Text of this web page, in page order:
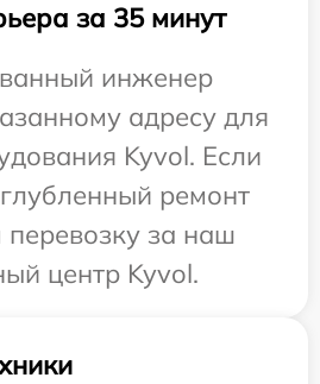
за 35 минут
инженер
адресу для
Kyvol. Если
ремонт
за наш
центр Kyvol.